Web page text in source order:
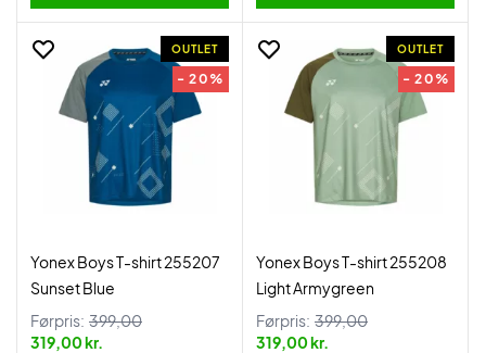
OUTLET
- 20%
Yonex Boys T-shirt 255207
Sunset Blue
Førpris: 399,00
319,00 kr.
OUTLET
- 20%
Yonex Boys T-shirt 255208
Light Armygreen
Førpris: 399,00
319,00 kr.